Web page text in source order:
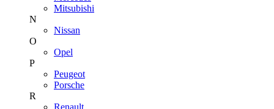
Mitsubishi
N
Nissan
O
Opel
P
Peugeot
Porsche
R
Renault